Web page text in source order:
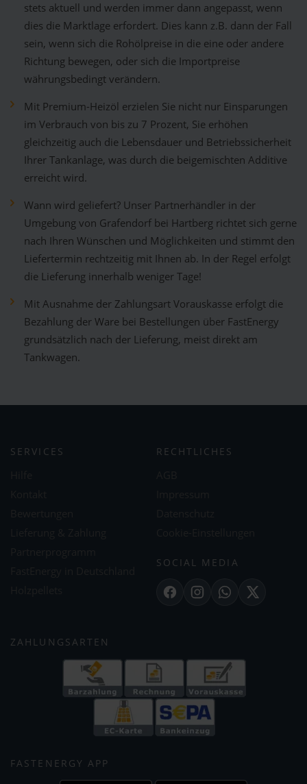
stets aktuell und werden immer dann angepasst, wenn
dies die Marktlage erfordert. Dies kann z.B. dann der Fall
sein, wenn sich die Rohölpreise in die eine oder andere
Richtung bewegen, oder sich die Importpreise
währungsbedingt verändern.
Mit Premium-Heizöl erzielen Sie nicht nur Einsparungen
im Verbrauch von bis zu 7 Prozent, Sie erhöhen
gleichzeitig auch die Lebensdauer und Betriebssicherheit
Ihrer Tankanlage, was durch die beigemischten Additive
erreicht wird.
Wann wird geliefert? Unser Partnerhändler in der
Umgebung von Grafendorf bei Hartberg richtet sich gerne
nach Ihren Wünschen und Möglichkeiten und stimmt den
Liefertermin rechtzeitig mit Ihnen ab. In der Regel erfolgt
die Lieferung innerhalb weniger Tage!
Mit Ausnahme der Zahlungsart Vorauskasse erfolgt die
Bezahlung der Ware bei Bestellungen über FastEnergy
grundsätzlich nach der Lieferung, meist direkt am
Tankwagen.
SERVICES RECHTLICHES
SOCIAL MEDIA
FacebookInstagramWhatsApp
X
ZAHLUNGSARTEN
FASTENERGY APP